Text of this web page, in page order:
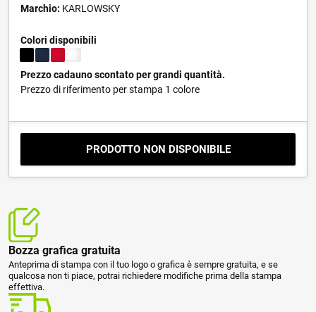
Marchio: KARLOWSKY
Colori disponibili
Prezzo cadauno scontato per grandi quantità.
Prezzo di riferimento per stampa 1 colore
PRODOTTO NON DISPONIBILE
Bozza grafica gratuita
Anteprima di stampa con il tuo logo o grafica è sempre gratuita, e se
qualcosa non ti piace, potrai richiedere modifiche prima della stampa
effettiva.